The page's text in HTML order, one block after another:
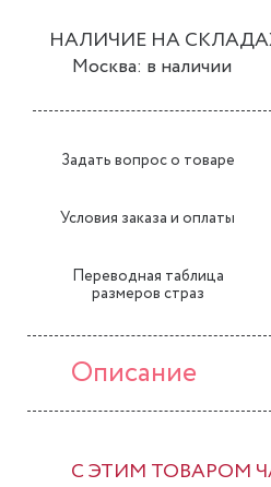
НАЛИЧИЕ НА
Москва: в наличии
Задать вопрос о товаре
Условия заказа и оплаты
Переводная таблица
размеров страз
Описание
С ЭТИМ ТОВАРОМ